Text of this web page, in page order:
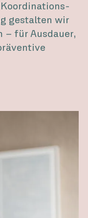
gestalten wir
– für Ausdauer,